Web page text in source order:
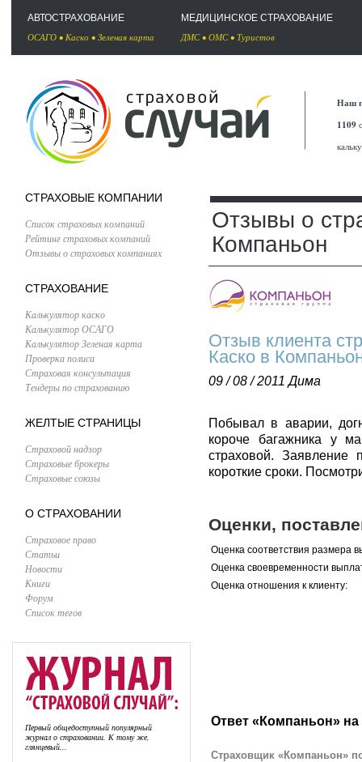
АВТОСТРАХОВАНИЕ
ОСАГО • Каско • Зеленая карта
МЕДИЦИНСКОЕ СТРАХОВАНИЕ
ДМС• ОМС• Туристов
Наш
1109
СТРАХОВЫЕ КОМПАНИИ
Список страховых компаний
Рейтинг страховых компаний
Отзывы о страховых компаниях
СТРАХОВАНИЕ
Калькулятор каско
Калькулятор ОСАГО
Калькулятор Зеленая карта
Проверка полиса
Страховая консультация
Тендеры по страхованию
ЖЕЛТЫЕ СТРАНИЦЫ
Страховой надзор
Страховые брокеры
Страховые союзы
О СТРАХОВАНИИ
Страховое право
Статьи
Новости
Книги
Форум
Список тегов
Первый общедоступный популярный
журнал о страховании. К тому же,
глянцевый...
Отзывы о
Компаньон
Отзыв клиента
Каско в
09 / 08 / 2011 Дима
Побывал в аварии,
короче багажника у
страховой. Заявление
короткие сроки.
Оценки,
Оценка соответствия размера
Оценка своевременности
Оценка отношения к клиенту:
Ответ «Компаньон»
Страховщик «Компаньон»